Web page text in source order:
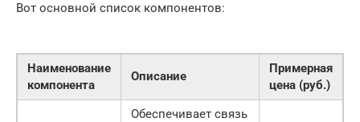
Вот основной список компонентов:
Наименование
компонента
Описание
Примерная
цена (руб.)
Обеспечивает связь